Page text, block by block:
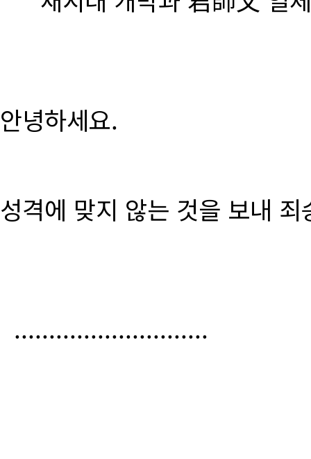
안녕하세요.
성격에 맞지 않는 것을 보내
............................